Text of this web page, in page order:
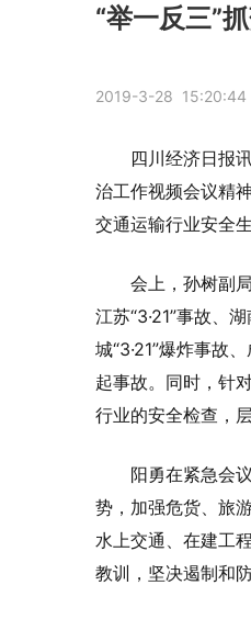
“举一反三”
2019-3-28
四川经济日报
治工作视频会议精
交通运输行业安全
会上，孙树副
江苏“3·21”事故、
城“3·21”爆炸事故
起事故。同时，针
行业的安全检查，
阳勇在紧急会
势，加强危货、旅
水上交通、在建工
教训，坚决遏制和